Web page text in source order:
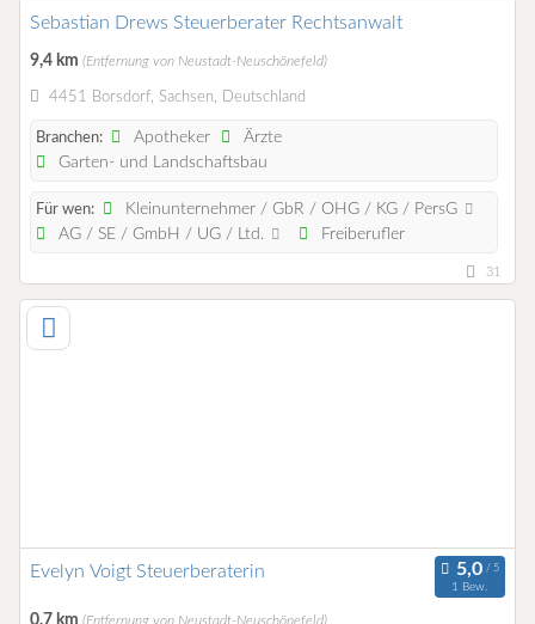
Sebastian Drews Steuerberater Rechtsanwalt
9,4 km (Entfernung von Neustadt-Neuschönefeld)
4451 Borsdorf, Sachsen, Deutschland
Branchen: Apotheker
Ärzte
Garten- und Landschaftsbau
Für wen:
Kleinunternehmer / GbR / OHG / KG / PersG
AG / SE / GmbH / UG / Ltd.
Freiberufler
31
Evelyn Voigt Steuerberaterin
1 Bew.
0,7 km (Entfernung von Neustadt-Neuschönefeld)